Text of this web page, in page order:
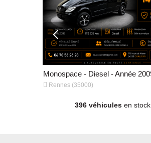
 Rennes (35000)
396 véhiculesen stock